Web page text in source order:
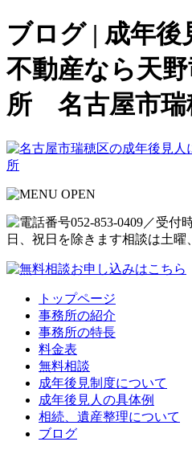
ブログ | 成年後
不動産なら天
所 名古屋市瑞
トップページ
事務所の紹介
事務所の特長
料金表
無料相談
成年後見制度について
成年後見人の具体例
相続、遺産整理について
ブログ